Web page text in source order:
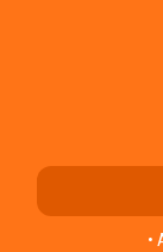
•